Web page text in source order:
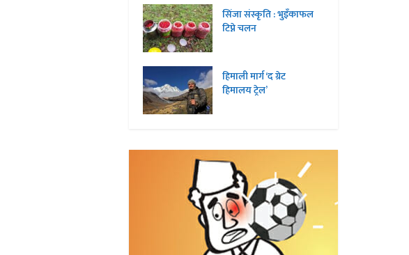
सिंजा संस्कृति : भुइँकाफल
टिप्ने चलन
हिमाली मार्ग ‘द ग्रेट
हिमालय ट्रेल’